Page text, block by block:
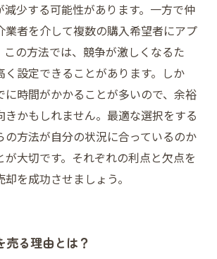
減少する可能性があります。一方で仲
業者を介して複数の購入希望者にアプ
この方法では、競争が激しくなるた
く設定できることがあります。しか
に時間がかかることが多いので、余裕
きかもしれません。最適な選択をする
の方法が自分の状況に合っているのか
が大切です。それぞれの利点と欠点を
を成功させましょう。
売る理由とは？